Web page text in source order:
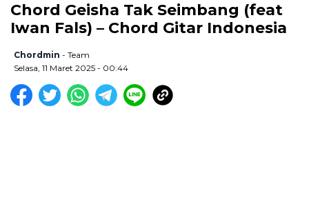
Chord Geisha Tak Seimbang (feat
Iwan Fals) – Chord Gitar Indonesia
Chordmin - Team
Selasa, 11 Maret 2025 - 00:44